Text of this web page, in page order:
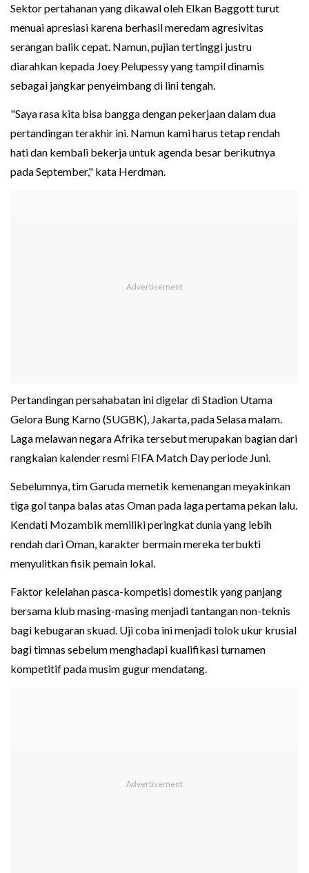
Sektor pertahanan yang dikawal oleh Elkan Baggott turut
menuai apresiasi karena berhasil meredam agresivitas
serangan balik cepat. Namun, pujian tertinggi justru
diarahkan kepada Joey Pelupessy yang tampil dinamis
sebagai jangkar penyeimbang di lini tengah.
"Saya rasa kita bisa bangga dengan pekerjaan dalam dua
pertandingan terakhir ini. Namun kami harus tetap rendah
hati dan kembali bekerja untuk agenda besar berikutnya
pada September," kata Herdman.
Pertandingan persahabatan ini digelar di Stadion Utama
Gelora Bung Karno (SUGBK), Jakarta, pada Selasa malam.
Laga melawan negara Afrika tersebut merupakan bagian dari
rangkaian kalender resmi FIFA Match Day periode Juni.
Sebelumnya, tim Garuda memetik kemenangan meyakinkan
tiga gol tanpa balas atas Oman pada laga pertama pekan lalu.
Kendati Mozambik memiliki peringkat dunia yang lebih
rendah dari Oman, karakter bermain mereka terbukti
menyulitkan fisik pemain lokal.
Faktor kelelahan pasca-kompetisi domestik yang panjang
bersama klub masing-masing menjadi tantangan non-teknis
bagi kebugaran skuad. Uji coba ini menjadi tolok ukur krusial
bagi timnas sebelum menghadapi kualifikasi turnamen
kompetitif pada musim gugur mendatang.